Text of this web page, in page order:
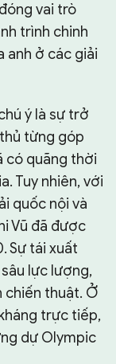
vai trò
trình chinh
anh ở các giải
ý là sự trở
từng góp
có quãng thời
Tuy nhiên, với
quốc nội và
Vũ đã được
Sự tái xuất
lực lượng,
chiến thuật. Ở
trực tiếp,
dự Olympic